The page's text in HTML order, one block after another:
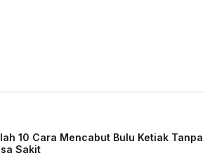
10 Cara Mencabut Bulu Ketiak Tanpa
Sakit